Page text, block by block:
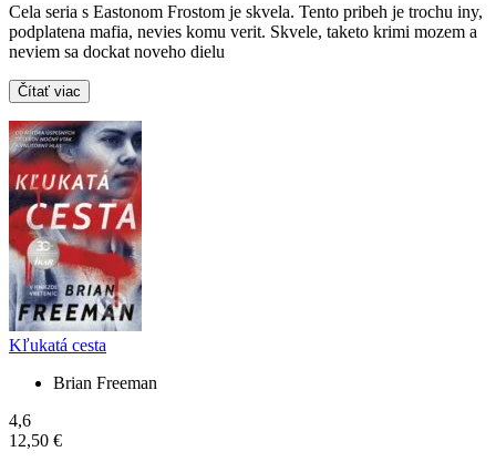
Cela seria s Eastonom Frostom je skvela. Tento pribeh je trochu iny,
podplatena mafia, nevies komu verit. Skvele, taketo krimi mozem a
neviem sa dockat noveho dielu
Čítať viac
Kľukatá cesta
Brian Freeman
4,6
12,50 €